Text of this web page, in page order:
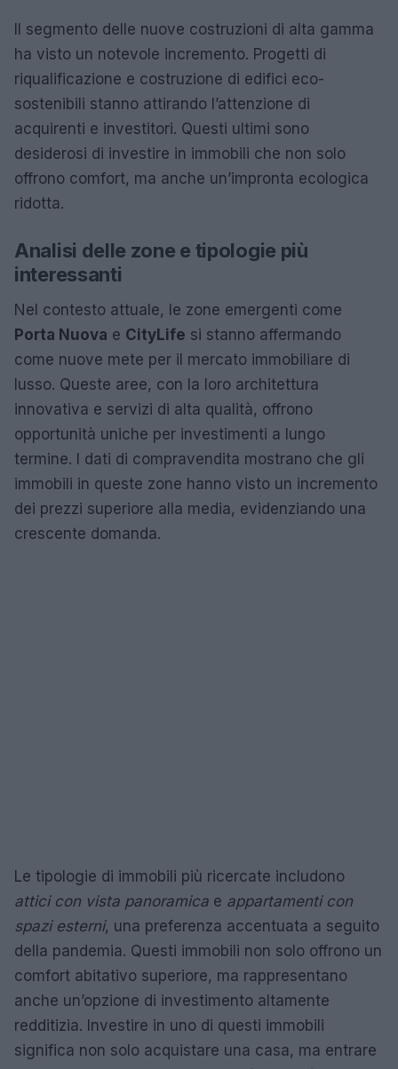
Il segmento delle nuove costruzioni di alta gamma
ha visto un notevole incremento. Progetti di
riqualificazione e costruzione di edifici eco-
sostenibili stanno attirando l’attenzione di
acquirenti e investitori. Questi ultimi sono
desiderosi di investire in immobili che non solo
offrono comfort, ma anche un’impronta ecologica
ridotta.
Analisi delle zone e tipologie più
interessanti
Nel contesto attuale, le zone emergenti come
Porta Nuova e CityLife si stanno affermando
come nuove mete per il mercato immobiliare di
lusso. Queste aree, con la loro architettura
innovativa e servizi di alta qualità, offrono
opportunità uniche per investimenti a lungo
termine. I dati di compravendita mostrano che gli
immobili in queste zone hanno visto un incremento
dei prezzi superiore alla media, evidenziando una
crescente domanda.
Le tipologie di immobili più ricercate includono
attici con vista panoramica e appartamenti con
spazi esterni, una preferenza accentuata a seguito
della pandemia. Questi immobili non solo offrono un
comfort abitativo superiore, ma rappresentano
anche un’opzione di investimento altamente
redditizia. Investire in uno di questi immobili
significa non solo acquistare una casa, ma entrare